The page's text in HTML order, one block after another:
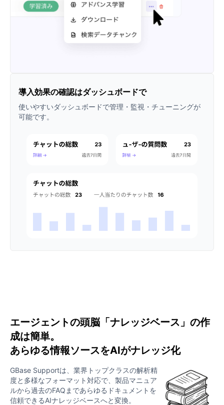
導入効果の確認はダッシュボードで
使いやすいダッシュボードで管理・監視・チューニングが
可能です。
エージェントの頭脳「ナレッジベース」の作
成は簡単。
あらゆる情報ソースをAIがナレッジ化
GBase Supportは、業界トップクラスの解析精
度と多様なフォーマット対応で、製品マニュア
ルから過去のFAQまであらゆるドキュメントを
信頼できるAIナレッジベースへと変換。